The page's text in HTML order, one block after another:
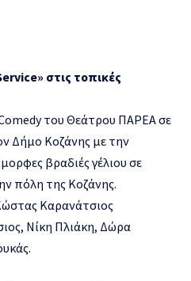
στις τοπικές
του Θεάτρου ΠΑΡΕΑ σε
Δήμο Κοζάνης με την
βραδιές γέλιου σε
πόλη της Κοζάνης.
Καρανάτσιος
Νίκη Πλιάκη, Δώρα